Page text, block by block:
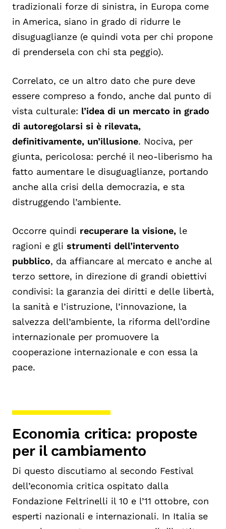
tradizionali forze di sinistra, in Europa come
in America, siano in grado di ridurre le
disuguaglianze (e quindi vota per chi propone
di prendersela con chi sta peggio).
Correlato, ce un altro dato che pure deve
essere compreso a fondo, anche dal punto di
vista culturale: l’idea di un mercato in grado
di autoregolarsi si è rilevata,
definitivamente, un’illusione. Nociva, per
giunta, pericolosa: perché il neo-liberismo ha
fatto aumentare le disuguaglianze, portando
anche alla crisi della democrazia, e sta
distruggendo l’ambiente.
Occorre quindi recuperare la visione, le
ragioni e gli strumenti dell’intervento
pubblico, da affiancare al mercato e anche al
terzo settore, in direzione di grandi obiettivi
condivisi: la garanzia dei diritti e delle libertà,
la sanità e l’istruzione, l’innovazione, la
salvezza dell’ambiente, la riforma dell’ordine
internazionale per promuovere la
cooperazione internazionale e con essa la
pace.
Economia critica: proposte
per il cambiamento
Di questo discutiamo al secondo Festival
dell’economia critica ospitato dalla
Fondazione Feltrinelli il 10 e l’11 ottobre, con
esperti nazionali e internazionali. In Italia se